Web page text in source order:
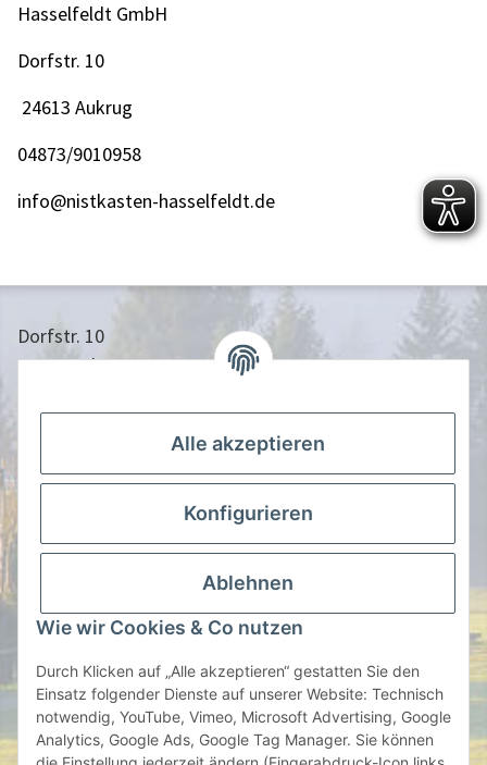
Alle akzeptieren
Konfigurieren
Ablehnen
Wie wir Cookies & Co nutzen
Durch Klicken auf „Alle akzeptieren“ gestatten Sie den
Einsatz folgender Dienste auf unserer Website: Technisch
notwendig, YouTube, Vimeo, Microsoft Advertising, Google
Analytics, Google Ads, Google Tag Manager. Sie können
Hasselfeldt GmbH
Dorfstr. 10
24613 Aukrug
04873/9010958
info@nistkasten-hasselfeldt.de
Dorfstr. 10
24613 Aukrug
Gesetzliche Informationen
Information
oder auf Rechnung | Vorauskasse